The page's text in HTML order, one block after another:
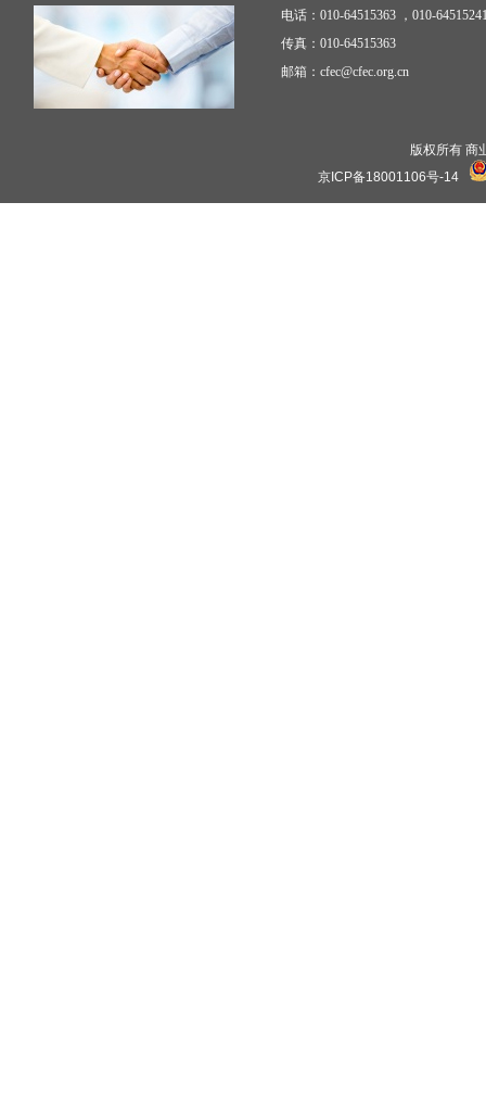
电话：010-64515363 ，010-
传真：010-64515363
邮箱：cfec@cfec.org.cn
版权所有 商
京ICP备18001106号-14